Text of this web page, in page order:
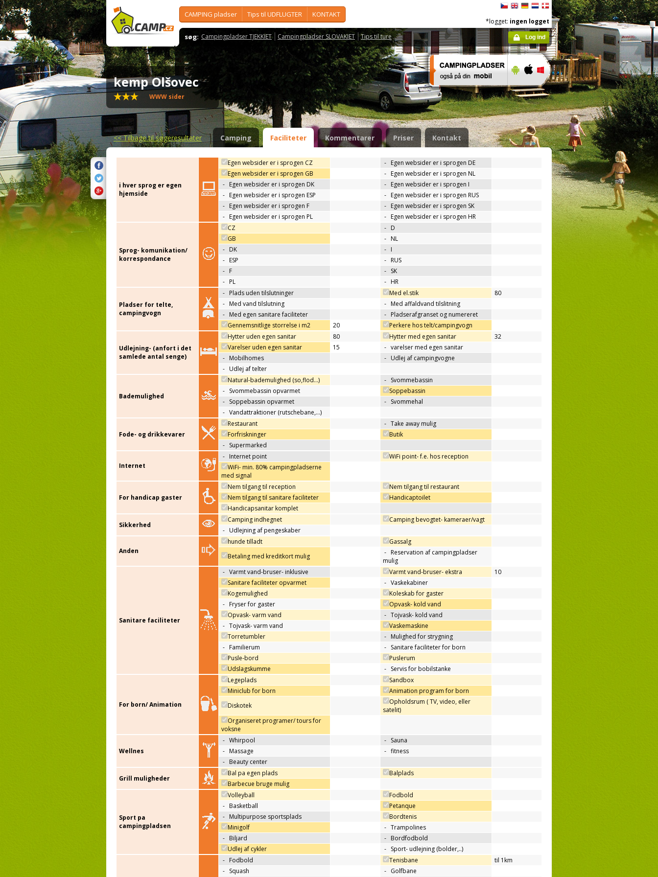
CAMPING pladser Tips til UDFLUGTER KONTAKT
søg: Campingpladser TJEKKIET Campingpladser SLOVAKIET Tips til ture
*logget: ingen logget
Log ind
kemp Olšovec
WWW sider
<<Tilbage til søgeresultater Camping Faciliteter Kommentarer Priser Kontakt
i hver sprog er egen
hjemside
Egen websider er i sprogen CZ - Egen websider er i sprogen DE
Egen websider er i sprogen GB
- Egen websider er i sprogen NL
- Egen websider er i sprogen DK - Egen websider er i sprogen I
- Egen websider er i sprogen ESP - Egen websider er i sprogen RUS
- Egen websider er i sprogen F - Egen websider er i sprogen SK
- Egen websider er i sprogen PL - Egen websider er i sprogen HR
Sprog- komunikation/
korrespondance
CZ - D
GB
- NL
- DK - I
- ESP - RUS
- F - SK
- PL - HR
Pladser for telte,
campingvogn
- Plads uden tilslutninger Med el.stik
80
- Med vand tilslutning - Med affaldvand tilslitning
- Med egen sanitare faciliteter - Pladserafgranset og numereret
Gennemsnitlige storrelse i m2
20 Perkere hos telt/campingvogn
Udlejning- (anfort i det
samlede antal senge)
Hytter uden egen sanitar 80 Hytter med egen sanitar
32
Varelser uden egen sanitar
15 - varelser med egen sanitar
- Mobilhomes - Udlej af campingvogne
- Udlej af telter
Bademulighed
Natural-bademulighed (so,flod...) - Svommebassin
- Svommebassin opvarmet
Soppebassin
- Soppebassin opvarmet - Svommehal
- Vandattraktioner (rutschebane,…)
Fode- og drikkevarer
Restaurant - Take away mulig
Forfriskninger
Butik
- Supermarked
Internet
- Internet point
WiFi point- f.e. hos reception
WiFi- min. 80% campingpladserne
med signal
For handicap gaster
Nem tilgang til reception
Nem tilgang til restaurant
Nem tilgang til sanitare faciliteter
Handicaptoilet
Handicapsanitar komplet
Sikkerhed
Camping indhegnet
Camping bevogtet- kameraer/vagt
- Udlejning af pengeskaber
Anden
hunde tilladt
Gassalg
Betaling med kreditkort mulig
- Reservation af campingpladser
mulig
Sanitare faciliteter
- Varmt vand-bruser- inklusive Varmt vand-bruser- ekstra
10
Sanitare faciliteter opvarmet
- Vaskekabiner
Kogemulighed
Koleskab for gaster
- Fryser for gaster
Opvask- kold vand
Opvask- varm vand
- Tojvask- kold vand
- Tojvask- varm vand
Vaskemaskine
Torretumbler
- Mulighed for strygning
- Familierum - Sanitare faciliteter for born
Pusle-bord
Puslerum
Udslagskumme
- Servis for bobilstanke
For born/ Animation
Legeplads
Sandbox
Miniclub for born
Animation program for born
Diskotek
Opholdsrum ( TV, video, eller
satelit)
Organiseret programer/ tours for
voksne
Wellnes
- Whirpool - Sauna
- Massage - fitness
- Beauty center
Grill muligheder
Bal pa egen plads
Balplads
Barbecue bruge mulig
Sport pa
campingpladsen
Volleyball
Fodbold
- Basketball
Petanque
- Multipurpose sportsplads
Bordtenis
Minigolf
- Trampolines
- Biljard - Bordfodbold
Udlej af cykler
- Sport- udlejning (bolder,..)
- Fodbold Tenisbane
til 1km
- Squash - Golfbane